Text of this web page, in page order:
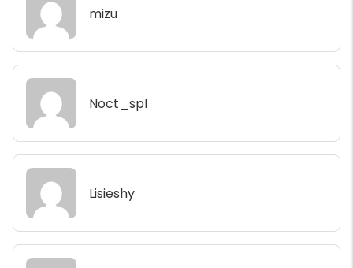
mizu
Noct_spl
Lisieshy